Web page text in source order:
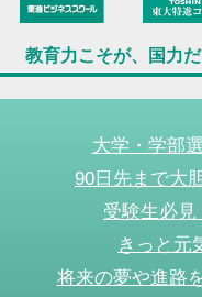
教育力こそが、国力だ
大学・学部
90日先まで大
受験生必
きっと元
将来の夢や進路